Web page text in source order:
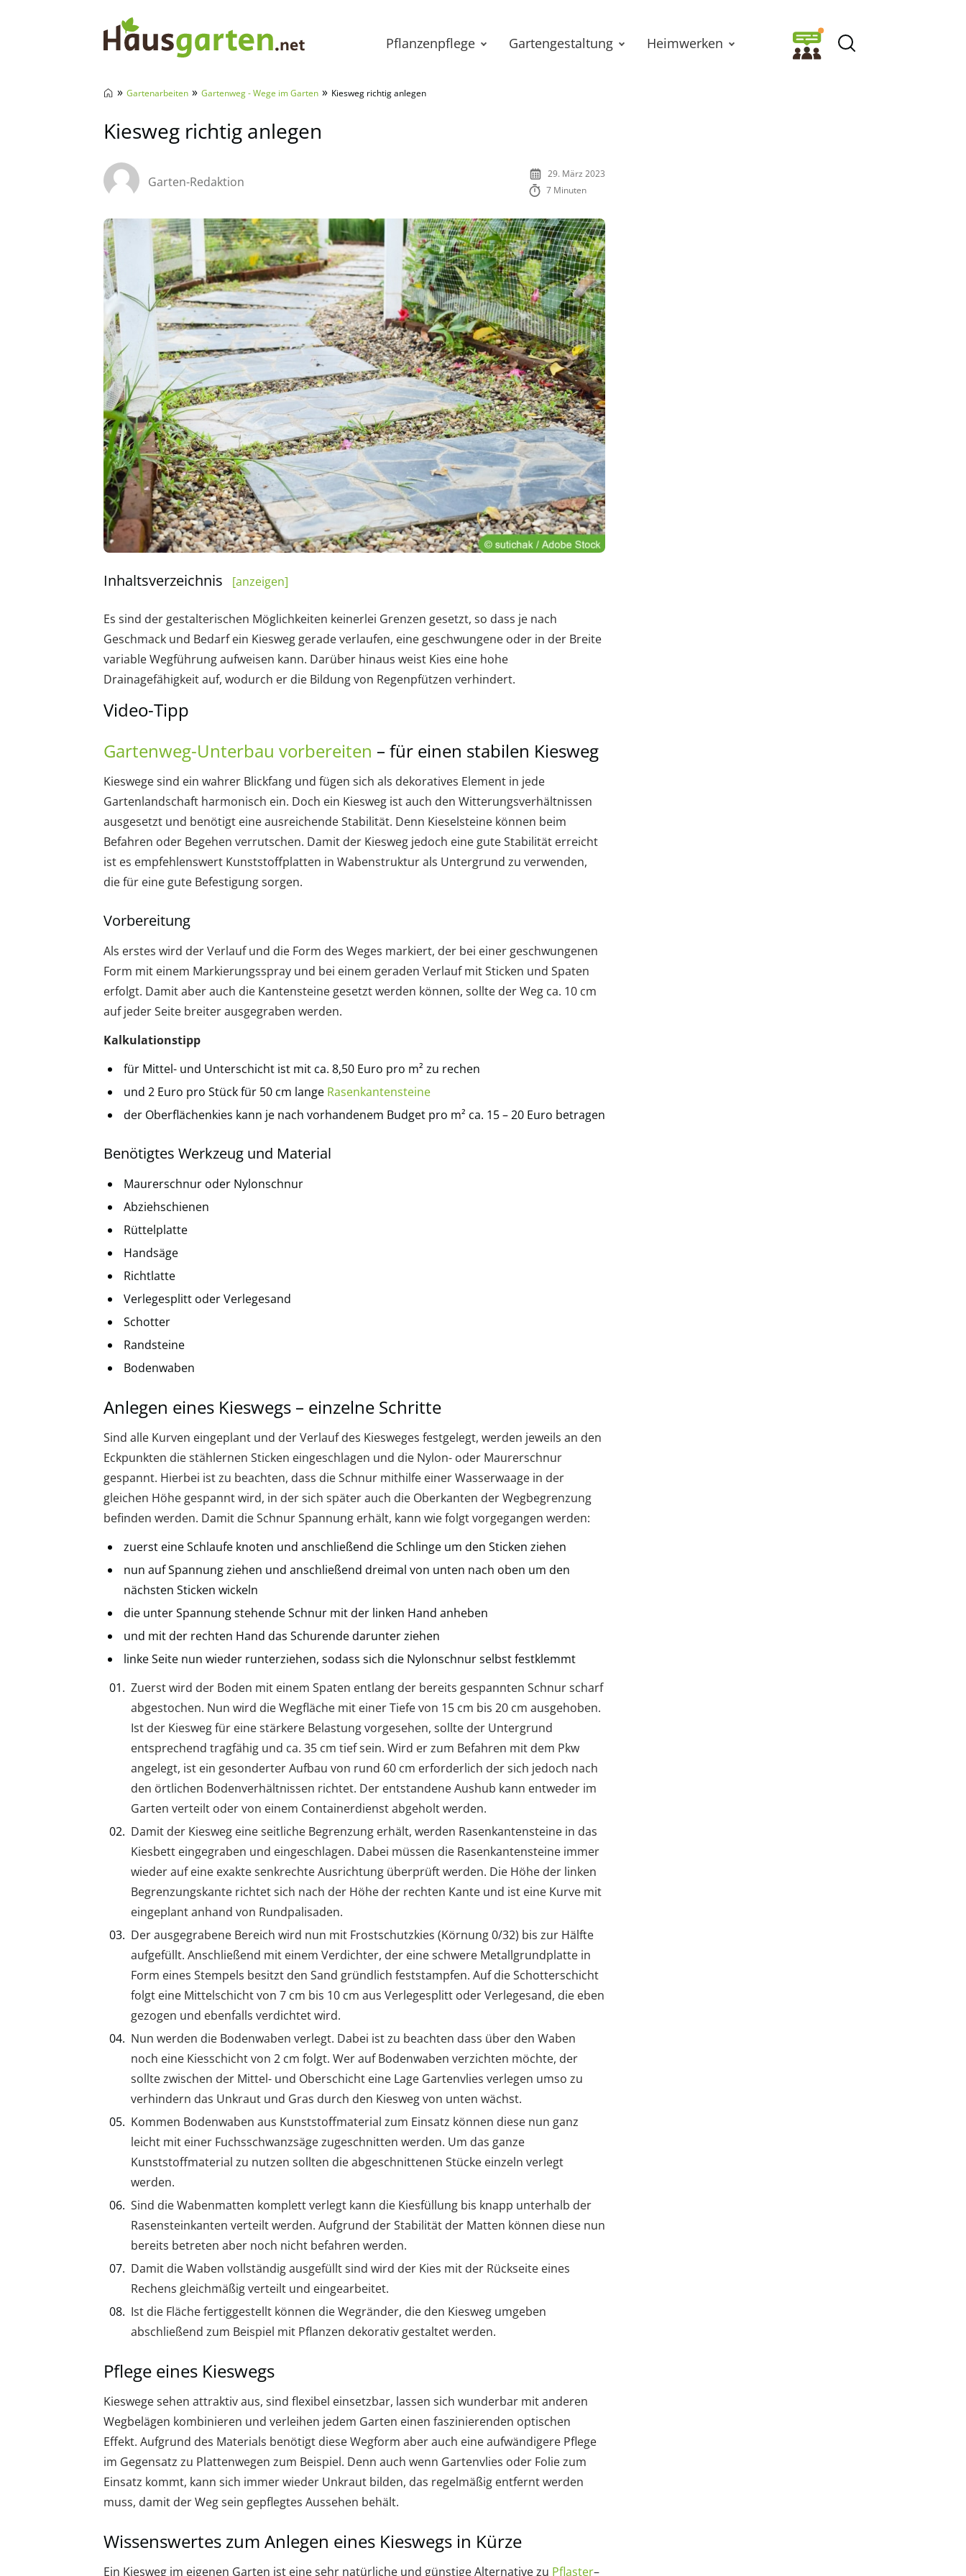
Pflanzenpflege Gartengestaltung Heimwerken
» Gartenarbeiten » Gartenweg - Wege im Garten » Kiesweg richtig anlegen
Kiesweg richtig anlegen
Garten-Redaktion
29. März 2023
7 Minuten
Inhaltsverzeichnis [anzeigen]
Es sind der gestalterischen Möglichkeiten keinerlei Grenzen gesetzt, so dass je nach
Geschmack und Bedarf ein Kiesweg gerade verlaufen, eine geschwungene oder in der Breite
variable Wegführung aufweisen kann. Darüber hinaus weist Kies eine hohe
Drainagefähigkeit auf, wodurch er die Bildung von Regenpfützen verhindert.
Video-Tipp
Gartenweg-Unterbau vorbereiten – für einen stabilen Kiesweg
Kieswege sind ein wahrer Blickfang und fügen sich als dekoratives Element in jede
Gartenlandschaft harmonisch ein. Doch ein Kiesweg ist auch den Witterungsverhältnissen
ausgesetzt und benötigt eine ausreichende Stabilität. Denn Kieselsteine können beim
Befahren oder Begehen verrutschen. Damit der Kiesweg jedoch eine gute Stabilität erreicht
ist es empfehlenswert Kunststoffplatten in Wabenstruktur als Untergrund zu verwenden,
die für eine gute Befestigung sorgen.
Vorbereitung
Als erstes wird der Verlauf und die Form des Weges markiert, der bei einer geschwungenen
Form mit einem Markierungsspray und bei einem geraden Verlauf mit Sticken und Spaten
erfolgt. Damit aber auch die Kantensteine gesetzt werden können, sollte der Weg ca. 10 cm
auf jeder Seite breiter ausgegraben werden.
Kalkulationstipp
für Mittel- und Unterschicht ist mit ca. 8,50 Euro pro m² zu rechen
und 2 Euro pro Stück für 50 cm lange Rasenkantensteine
der Oberflächenkies kann je nach vorhandenem Budget pro m² ca. 15 – 20 Euro betragen
Benötigtes Werkzeug und Material
Maurerschnur oder Nylonschnur
Abziehschienen
Rüttelplatte
Handsäge
Richtlatte
Verlegesplitt oder Verlegesand
Schotter
Randsteine
Bodenwaben
Anlegen eines Kieswegs – einzelne Schritte
Sind alle Kurven eingeplant und der Verlauf des Kiesweges festgelegt, werden jeweils an den
Eckpunkten die stählernen Sticken eingeschlagen und die Nylon- oder Maurerschnur
gespannt. Hierbei ist zu beachten, dass die Schnur mithilfe einer Wasserwaage in der
gleichen Höhe gespannt wird, in der sich später auch die Oberkanten der Wegbegrenzung
befinden werden. Damit die Schnur Spannung erhält, kann wie folgt vorgegangen werden:
zuerst eine Schlaufe knoten und anschließend die Schlinge um den Sticken ziehen
nun auf Spannung ziehen und anschließend dreimal von unten nach oben um den
nächsten Sticken wickeln
die unter Spannung stehende Schnur mit der linken Hand anheben
und mit der rechten Hand das Schurende darunter ziehen
linke Seite nun wieder runterziehen, sodass sich die Nylonschnur selbst festklemmt
Zuerst wird der Boden mit einem Spaten entlang der bereits gespannten Schnur scharf
abgestochen. Nun wird die Wegfläche mit einer Tiefe von 15 cm bis 20 cm ausgehoben.
Ist der Kiesweg für eine stärkere Belastung vorgesehen, sollte der Untergrund
entsprechend tragfähig und ca. 35 cm tief sein. Wird er zum Befahren mit dem Pkw
angelegt, ist ein gesonderter Aufbau von rund 60 cm erforderlich der sich jedoch nach
den örtlichen Bodenverhältnissen richtet. Der entstandene Aushub kann entweder im
Garten verteilt oder von einem Containerdienst abgeholt werden.
Damit der Kiesweg eine seitliche Begrenzung erhält, werden Rasenkantensteine in das
Kiesbett eingegraben und eingeschlagen. Dabei müssen die Rasenkantensteine immer
wieder auf eine exakte senkrechte Ausrichtung überprüft werden. Die Höhe der linken
Begrenzungskante richtet sich nach der Höhe der rechten Kante und ist eine Kurve mit
eingeplant anhand von Rundpalisaden.
Der ausgegrabene Bereich wird nun mit Frostschutzkies (Körnung 0/32) bis zur Hälfte
aufgefüllt. Anschließend mit einem Verdichter, der eine schwere Metallgrundplatte in
Form eines Stempels besitzt den Sand gründlich feststampfen. Auf die Schotterschicht
folgt eine Mittelschicht von 7 cm bis 10 cm aus Verlegesplitt oder Verlegesand, die eben
gezogen und ebenfalls verdichtet wird.
Nun werden die Bodenwaben verlegt. Dabei ist zu beachten dass über den Waben
noch eine Kiesschicht von 2 cm folgt. Wer auf Bodenwaben verzichten möchte, der
sollte zwischen der Mittel- und Oberschicht eine Lage Gartenvlies verlegen umso zu
verhindern das Unkraut und Gras durch den Kiesweg von unten wächst.
Kommen Bodenwaben aus Kunststoffmaterial zum Einsatz können diese nun ganz
leicht mit einer Fuchsschwanzsäge zugeschnitten werden. Um das ganze
Kunststoffmaterial zu nutzen sollten die abgeschnittenen Stücke einzeln verlegt
werden.
Sind die Wabenmatten komplett verlegt kann die Kiesfüllung bis knapp unterhalb der
Rasensteinkanten verteilt werden. Aufgrund der Stabilität der Matten können diese nun
bereits betreten aber noch nicht befahren werden.
Damit die Waben vollständig ausgefüllt sind wird der Kies mit der Rückseite eines
Rechens gleichmäßig verteilt und eingearbeitet.
Ist die Fläche fertiggestellt können die Wegränder, die den Kiesweg umgeben
abschließend zum Beispiel mit Pflanzen dekorativ gestaltet werden.
Pflege eines Kieswegs
Kieswege sehen attraktiv aus, sind flexibel einsetzbar, lassen sich wunderbar mit anderen
Wegbelägen kombinieren und verleihen jedem Garten einen faszinierenden optischen
Effekt. Aufgrund des Materials benötigt diese Wegform aber auch eine aufwändigere Pflege
im Gegensatz zu Plattenwegen zum Beispiel. Denn auch wenn Gartenvlies oder Folie zum
Einsatz kommt, kann sich immer wieder Unkraut bilden, das regelmäßig entfernt werden
muss, damit der Weg sein gepflegtes Aussehen behält.
Wissenswertes zum Anlegen eines Kieswegs in Kürze
Ein Kiesweg im eigenen Garten ist eine sehr natürliche und günstige Alternative zu Pflaster–